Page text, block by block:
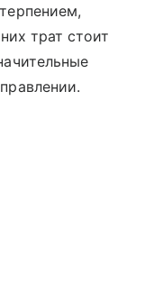
трат стоит